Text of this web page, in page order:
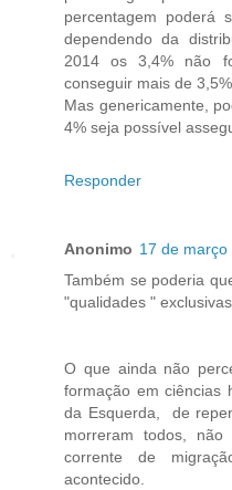
percentagem poderá
dependendo da
2014 os 3,4% não
conseguir mais de
Mas genericamente,
4% seja possível
Responder
Anonimo 17 de
Também se poderia
"qualidades "
O que ainda não
formação em ciências
da Esquerda, de
morreram todos,
corrente de
acontecido.